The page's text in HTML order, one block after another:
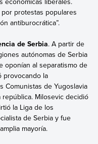
protestas populares
antiburocrática”.
de Serbia. A partir de
autónomas de Serbia
oponían al separatismo de
provocando la
Comunistas de Yugoslavia
Milosevic decidió
la Liga de los
de Serbia y fue
mayoría.